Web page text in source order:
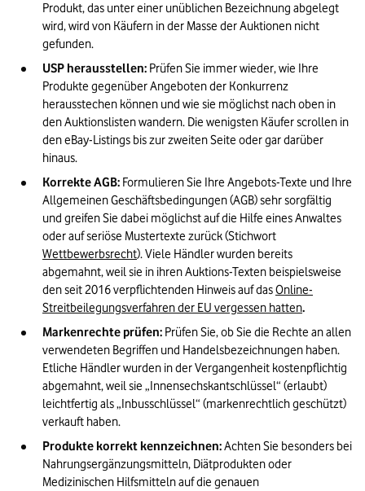
Produkt, das unter einer unüblichen Bezeichnung abgelegt
wird, wird von Käufern in der Masse der Auktionen nicht
gefunden.
USP herausstellen: Prüfen Sie immer wieder, wie Ihre
Produkte gegenüber Angeboten der Konkurrenz
herausstechen können und wie sie möglichst nach oben in
den Auktionslisten wandern. Die wenigsten Käufer scrollen in
den eBay-Listings bis zur zweiten Seite oder gar darüber
hinaus.
Korrekte AGB: Formulieren Sie Ihre Angebots-Texte und Ihre
Allgemeinen Geschäftsbedingungen (AGB) sehr sorgfältig
und greifen Sie dabei möglichst auf die Hilfe eines Anwaltes
Wettbewerbsrecht). Viele Händler wurden bereits
abgemahnt, weil sie in ihren Auktions-Texten beispielsweise
den seit 2016 verpflichtenden Hinweis auf das Online-
Streitbeilegungsverfahren der EU vergessen hatten.
Markenrechte prüfen: Prüfen Sie, ob Sie die Rechte an allen
verwendeten Begriffen und Handelsbezeichnungen haben.
Etliche Händler wurden in der Vergangenheit kostenpflichtig
abgemahnt, weil sie „Innensechskantschlüssel“ (erlaubt)
leichtfertig als „Inbusschlüssel“ (markenrechtlich geschützt)
verkauft haben.
Produkte korrekt kennzeichnen: Achten Sie besonders bei
Nahrungsergänzungsmitteln, Diätprodukten oder
Medizinischen Hilfsmitteln auf die genauen